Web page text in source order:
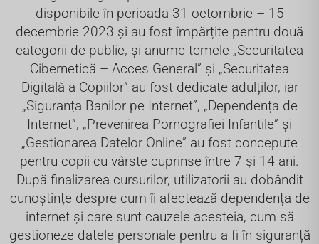
disponibile în perioada 31 octombrie – 15
decembrie 2023 și au fost împărțite pentru două
categorii de public, și anume temele „Securitatea
Cibernetică – Acces General” și „Securitatea
Digitală a Copiilor” au fost dedicate adulților, iar
„Siguranța Banilor pe Internet”, „Dependența de
Internet”, „Prevenirea Pornografiei Infantile” și
„Gestionarea Datelor Online” au fost concepute
pentru copii cu vârste cuprinse între 7 și 14 ani.
După finalizarea cursurilor, utilizatorii au dobândit
cunoștințe despre cum îi afectează dependența de
internet și care sunt cauzele acesteia, cum să
gestioneze datele personale pentru a fi în siguranță